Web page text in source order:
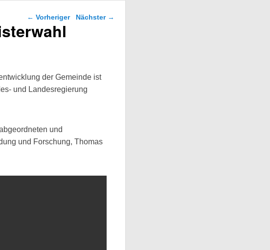
Beitragsnavigation
← Vorheriger Nächster →
der Gemeinde ist
und Landesregierung
und
und Forschung, Thomas